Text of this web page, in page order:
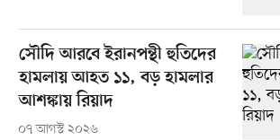
সৌদি আরবে ইরানপন্থী হুতিদের
হামলায় আহত ১১, বড় হামলার
আশঙ্কায় রিয়াদ
০৭ আগস্ট ২০২৬